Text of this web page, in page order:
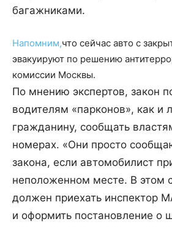
багажниками.
Напомним,что сейчас авто с
эвакуируют по решению
комиссии Москвы.
По мнению экспертов, закон
водителям «парконов», как и
гражданину, сообщать
номерах. «Они просто
закона, если автомобилист
неположенном месте. В этом
должен приехать инспектор
и оформить постановление о